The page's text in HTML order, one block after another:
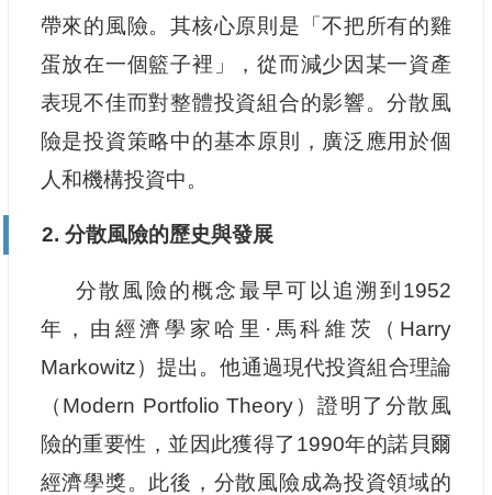
帶來的風險。其核心原則是「不把所有的雞
蛋放在一個籃子裡」，從而減少因某一資產
表現不佳而對整體投資組合的影響。分散風
險是投資策略中的基本原則，廣泛應用於個
人和機構投資中。
2. 分散風險的歷史與發展
分散風險的概念最早可以追溯到1952
年，由經濟學家哈里·馬科維茨（Harry
Markowitz）提出。他通過現代投資組合理論
（Modern Portfolio Theory）證明了分散風
險的重要性，並因此獲得了1990年的諾貝爾
經濟學獎。此後，分散風險成為投資領域的